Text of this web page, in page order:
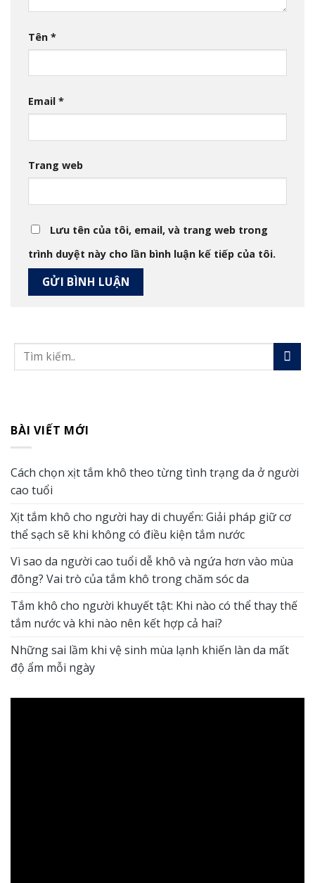
Tên *
Email *
Trang web
Lưu tên của tôi, email, và trang web trong
trình duyệt này cho lần bình luận kế tiếp của tôi.
BÀI VIẾT MỚI
Cách chọn xịt tắm khô theo từng tình trạng da ở người
cao tuổi
Xịt tắm khô cho người hay di chuyển: Giải pháp giữ cơ
thể sạch sẽ khi không có điều kiện tắm nước
Vì sao da người cao tuổi dễ khô và ngứa hơn vào mùa
đông? Vai trò của tắm khô trong chăm sóc da
Tắm khô cho người khuyết tật: Khi nào có thể thay thế
tắm nước và khi nào nên kết hợp cả hai?
Những sai lầm khi vệ sinh mùa lạnh khiến làn da mất
độ ẩm mỗi ngày